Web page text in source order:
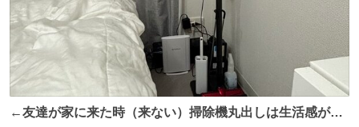
←友達が家に来た時（来ない）掃除機丸出しは生活感が出